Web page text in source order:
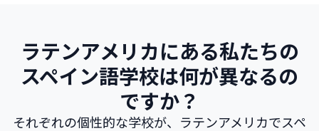
ラテンアメリカにある私たちの
スペイン語学校は何が異なるの
ですか？
それぞれの個性的な学校が、ラテンアメリカでスペ